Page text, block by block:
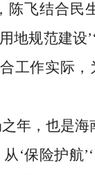
陈飞结合民
地规范建设
工作实际
年，也是
‘保险护航